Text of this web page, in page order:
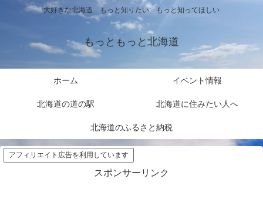
大好きな北海道 もっと知りたい もっと知ってほしい
もっともっと北海道
ホーム イベント情報
北海道の道の駅 北海道に住みたい人へ
北海道のふるさと納税
アフィリエイト広告を利用しています
スポンサーリンク